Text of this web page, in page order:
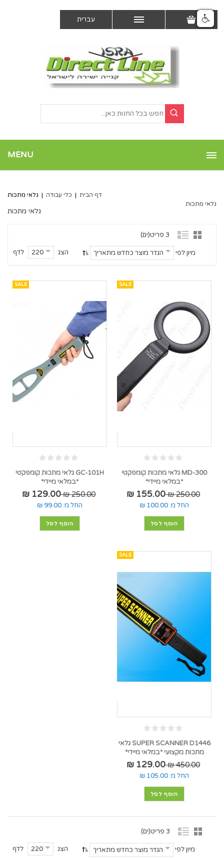
עברית
MENU
דף הבית | כלי עבודה | גלאי מתכות
גלאי מתכות
גלאי מתכות
3 פריט(ים)
הצג 220 לדף מיון לפי הגדר מוצר כחדש מתאריך
SALE
MD-300 גלאי מתכות קומפקטי
*במלאי מיידי*
250.00 ₪
155.00 ₪
החל מ: 100.00 ₪
הוסף לסל
SALE
GC-101H גלאי מתכות קומפקטי
*במלאי מיידי*
250.00 ₪
129.00 ₪
החל מ: 99.00 ₪
הוסף לסל
SALE
SUPER SCANNER D1446 גלאי
מתכות מקצועי *במלאי מיידי*
450.00 ₪
129.00 ₪
החל מ: 105.00 ₪
הוסף לסל
3 פריט(ים)
הצג 220 לדף מיון לפי הגדר מוצר כחדש מתאריך